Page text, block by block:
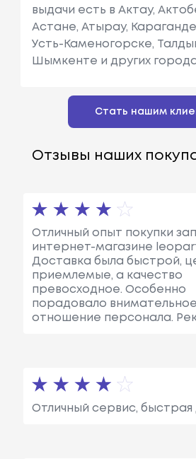
выдачи есть в Актау,
Астане, Атырау,
Усть-Каменогорске,
Шымкенте и других
Стать нашим
Отзывы наших
Отличный опыт покупки
интернет-магазине
Доставка была быстрой,
приемлемые, а качество
превосходное. Особенно
порадовало внимательное
отношение персонала.
Отличный сервис, быстрая